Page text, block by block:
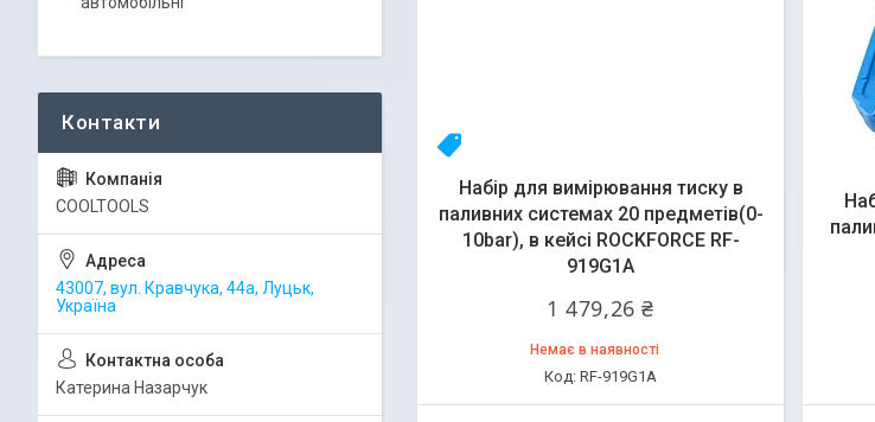
Набір для вимірювання тиску в
паливних системах 20 предметів(0-
10bar), в кейсі ROCKFORCE RF-
919G1A
1 479,26 ₴
Немає в наявності
RF-919G1A
COOLTOOLS
43007, вул. Кравчука, 44а, Луцьк,
Україна
Катерина Назарчук